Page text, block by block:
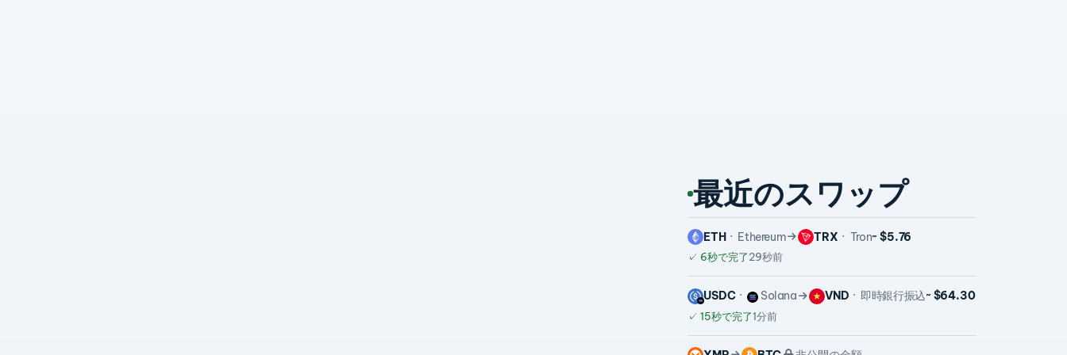
最近のスワップ
ETH Ethereum TRX Tron~ $5.76
✓ 6秒で完了29秒前
USDC Solana VND 即時銀行振込~ $64.30
✓ 15秒で完了1分前